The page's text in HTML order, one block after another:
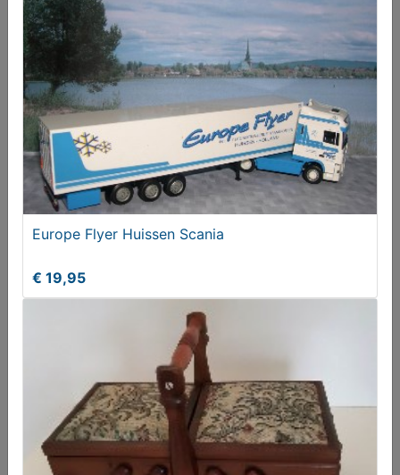
Red Bull max Verstappen RB19
Europe Flyer Huissen Scania
€ 19,95